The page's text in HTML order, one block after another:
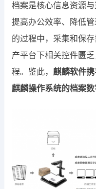
档案是核心信息资源
提高办公效率、降低
的过程中，采集和保
产平台下相关控件匮
程。鉴此， 麒麟软件
麒麟操作系统的档案数